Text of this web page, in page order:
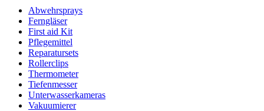
Abwehrsprays
Ferngläser
First aid Kit
Pflegemittel
Reparatursets
Rollerclips
Thermometer
Tiefenmesser
Unterwasserkameras
Vakuumierer